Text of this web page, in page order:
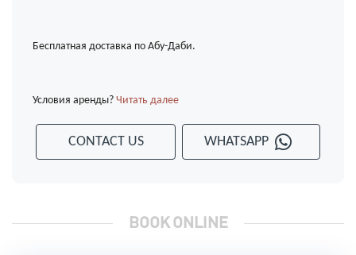
Бесплатная доставка по Абу-Даби.
Условия аренды? Читать далее
CONTACT US WHATSAPP
BOOK ONLINE